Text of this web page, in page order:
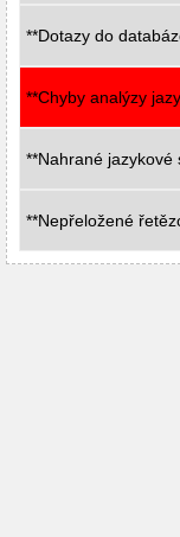
**Dotazy do
**Chyby analýzy
**Nahrané jazykové
**Nepřeložené